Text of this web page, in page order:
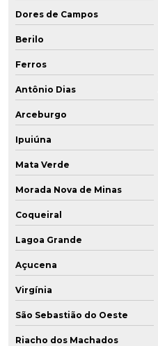
Dores de Campos
Berilo
Ferros
Antônio Dias
Arceburgo
Ipuiúna
Mata Verde
Morada Nova de Minas
Coqueiral
Lagoa Grande
Açucena
Virgínia
São Sebastião do Oeste
Riacho dos Machados